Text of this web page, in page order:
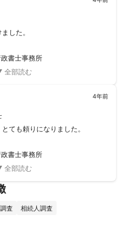
した。
書士事務所
4年前
ても頼りになりました。
書士事務所
査
相続人調査